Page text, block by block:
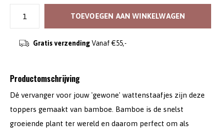
TOEVOEGEN AAN WINKELWAGEN
Gratis verzending Vanaf €55,-
Productomschrijving
Dé vervanger voor jouw 'gewone' wattenstaafjes zijn deze
toppers gemaakt van bamboe. Bamboe is de snelst
groeiende plant ter wereld en daarom perfect om als